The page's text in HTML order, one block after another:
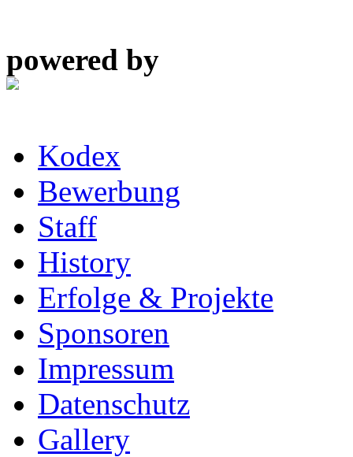
powered by
Kodex
Bewerbung
Staff
History
Erfolge & Projekte
Sponsoren
Impressum
Datenschutz
Gallery